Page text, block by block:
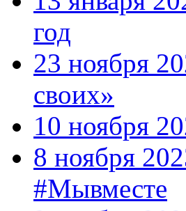
год
23 ноября
своих»
10 ноября
8 ноября
#Мывместе